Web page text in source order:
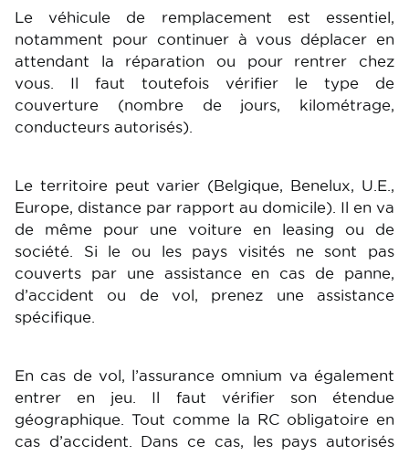
Le véhicule de remplacement est essentiel,
notamment pour continuer à vous déplacer en
attendant la réparation ou pour rentrer chez
vous. Il faut toutefois vérifier le type de
couverture (nombre de jours, kilométrage,
conducteurs autorisés).
Le territoire peut varier (Belgique, Benelux, U.E.,
Europe, distance par rapport au domicile). Il en va
de même pour une voiture en leasing ou de
société. Si le ou les pays visités ne sont pas
couverts par une assistance en cas de panne,
d’accident ou de vol, prenez une assistance
spécifique.
En cas de vol, l’assurance omnium va également
entrer en jeu. Il faut vérifier son étendue
géographique. Tout comme la RC obligatoire en
cas d’accident. Dans ce cas, les pays autorisés